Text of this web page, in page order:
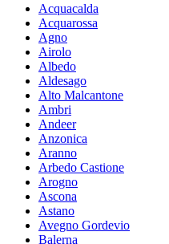
Acquacalda
Acquarossa
Agno
Airolo
Albedo
Aldesago
Alto Malcantone
Ambri
Andeer
Anzonica
Aranno
Arbedo Castione
Arogno
Ascona
Astano
Avegno Gordevio
Balerna